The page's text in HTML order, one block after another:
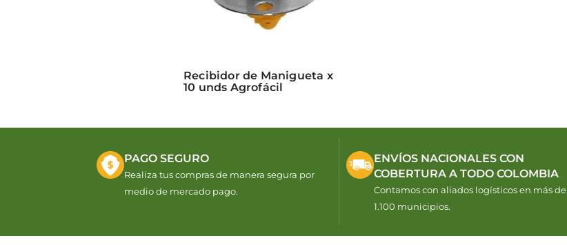
Recibidor de Manigueta x
10 unds Agrofácil
PAGO SEGURO
Realiza tus compras de manera segura por
medio de mercado pago.
ENVÍOS NACIONALES CON
COBERTURA A TODO COLOMBIA
Contamos con aliados logísticos en más de
1.100 municipios.